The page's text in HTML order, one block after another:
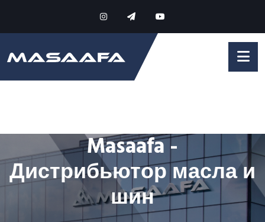
Masaafa -
Дистрибьютор масла и
шин